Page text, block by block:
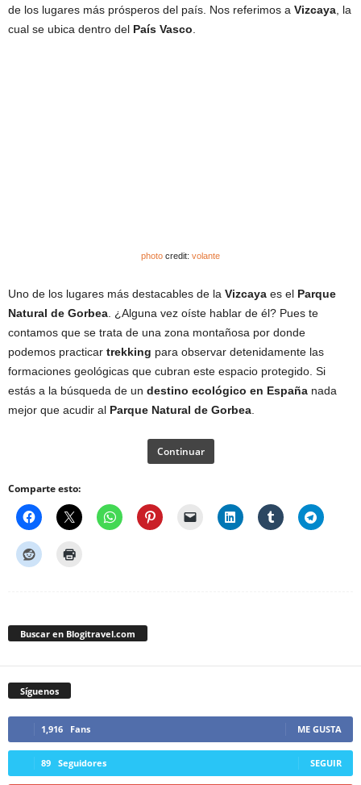
de los lugares más prósperos del país. Nos referimos a Vizcaya , la
cual se ubica dentro del País Vasco
photo credit: volante
Uno de los lugares más destacables de la Vizcaya es el Parque
Natural de Gorbea . ¿Alguna vez oíste hablar de él? Pues te
contamos que se trata de una zona montañosa por donde
podemos practicar trekking para observar detenidamente las
formaciones geológicas que cubran este espacio protegido. Si
estás a la búsqueda de un destino ecológico en España nada
mejor que acudir al Parque Natural de Gorbea
Continuar
Comparte esto:
Buscar en Blogitravel.com
Síguenos
1,916 Fans ME GUSTA
89 Seguidores SEGUIR